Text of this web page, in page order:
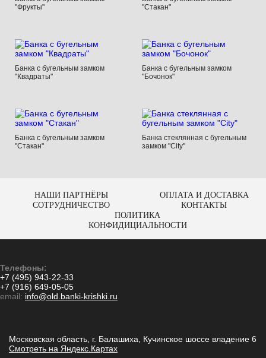
"Фрукты"
"Стакан"
Банка с бугельным замком
"Квадраты"
Банка с бугельным замком
"Бочонок"
Банка с бугельным замком
"Стакан"
Банка стеклянная с бугельным
замком "City"
НАШИ ПАРТНЁРЫ
ОПЛАТА И ДОСТАВКА
СОТРУДНИЧЕСТВО
КОНТАКТЫ
ПОЛИТИКА
КОНФИДИЦИАЛЬНОСТИ
Телефоны:
+7 (495) 943-22-33
+7 (916) 649-05-05
email: info@old.banki-krishki.ru
Московская область, г. Балашиха, Кучинское шоссе владение 6
Смотреть на Яндекс.Картах